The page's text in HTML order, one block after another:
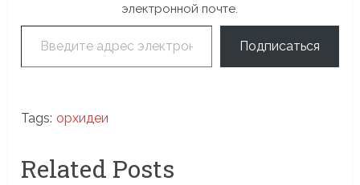
электронной почте.
Введите адрес электронной почты…
Подписаться
Tags: орхидеи
Related Posts